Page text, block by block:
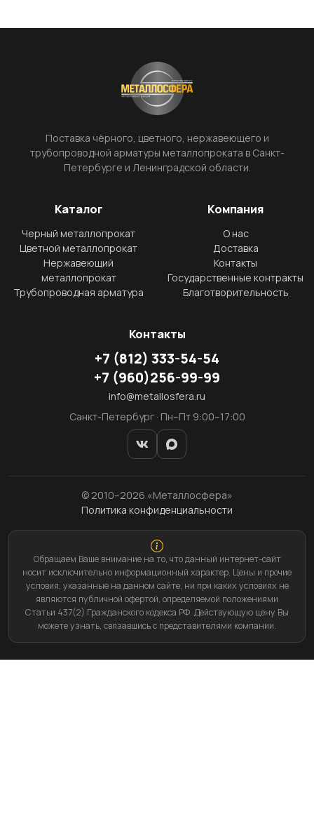
Поставка чёрного, цветного, нержавеющего и
трубопроводной арматуры металлопроката в Санкт-
Петербурге и Ленинградской области.
Каталог
Черный металлопрокат
Цветной металлопрокат
Нержавеющий
металлопрокат
Трубопроводная арматура
Компания
О нас
Доставка
Контакты
Государственные контракты
Благотворительность
Контакты
+7 (812) 333-54-54
+7 (960)256-99-99
info@metallosfera.ru
Санкт-Петербург · Пн–Пт 9:00–17:00
© 2010–2026 «Металлосфера»
Политика конфиденциальности
Обращаем Ваше внимание на то, что данный интернет-сайт
носит исключительно информационный характер. Цены и прочие
условия, указанные на данном сайте, ни при каких условиях не
являются публичной офертой, определяемой положениями
Статьи 437(2) Гражданского кодекса РФ. Действующую цену Вы
можете узнать, связавшись с представителями компании.